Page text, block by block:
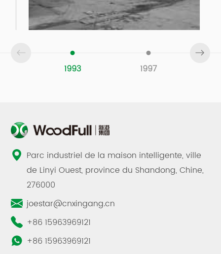
1993 1997
Parc industriel de la maison intelligente, ville
de Linyi Ouest, province du Shandong, Chine,
276000
joestar@cnxingang.cn
+86 15963969121
+86 15963969121